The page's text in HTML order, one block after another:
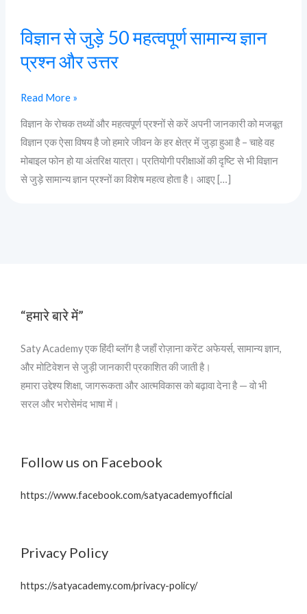
विज्ञान से जुड़े 50 महत्वपूर्ण सामान्य ज्ञान
प्रश्न और उत्तर
प्रश्न
और
उत्तर
Read More »
विज्ञान के रोचक तथ्यों और महत्वपूर्ण प्रश्नों से करें अपनी जानकारी को मजबूत
विज्ञान एक ऐसा विषय है जो हमारे जीवन के हर क्षेत्र में जुड़ा हुआ है – चाहे वह
मोबाइल फोन हो या अंतरिक्ष यात्रा। प्रतियोगी परीक्षाओं की दृष्टि से भी विज्ञान
से जुड़े सामान्य ज्ञान प्रश्नों का विशेष महत्व होता है। आइए […]
“हमारे बारे में”
Saty Academy एक हिंदी ब्लॉग है जहाँ रोज़ाना करेंट अफेयर्स, सामान्य ज्ञान,
और मोटिवेशन से जुड़ी जानकारी प्रकाशित की जाती है।
हमारा उद्देश्य शिक्षा, जागरूकता और आत्मविकास को बढ़ावा देना है — वो भी
सरल और भरोसेमंद भाषा में।
Follow us on Facebook
https://www.facebook.com/satyacademyofficial
Privacy Policy
https://satyacademy.com/privacy-policy/